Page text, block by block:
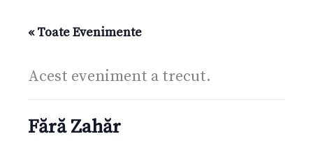
« Toate Evenimente
Acest eveniment a trecut.
Fără Zahăr